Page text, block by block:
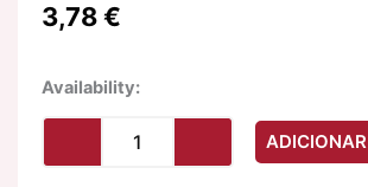
3,78€
Availability:Quantidade
INTIMATELINE
ADICIONAR